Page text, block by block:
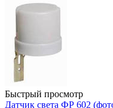
Быстрый просмотр
Датчик света ФР 602